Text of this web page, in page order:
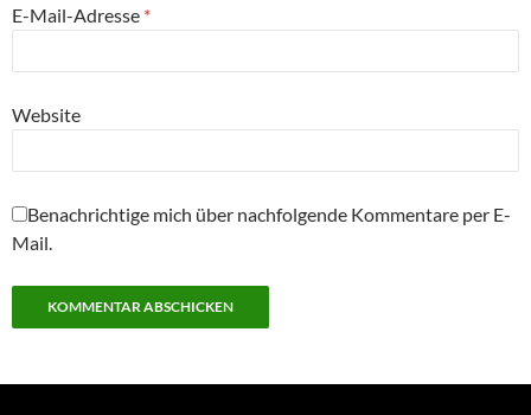
E-Mail-Adresse *
Website
Benachrichtige mich über nachfolgende Kommentare per E-
Mail.